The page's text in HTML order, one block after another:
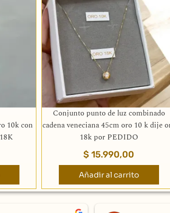
10k con
Conjunto punto de luz combinado
cadena veneciana 45cm oro 10 k dije
18k por PEDIDO
$ 15.990,00
Añadir al carrito